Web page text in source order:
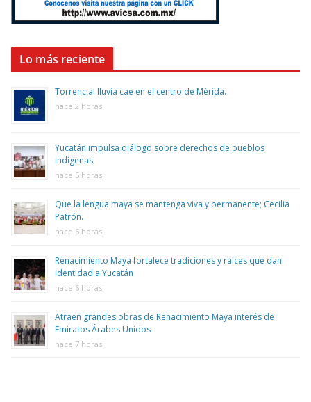
Lo más reciente
Torrencial lluvia cae en el centro de Mérida.
hace 2 horas
Yucatán impulsa diálogo sobre derechos de pueblos
indígenas
hace 5 horas
Que la lengua maya se mantenga viva y permanente; Cecilia
Patrón.
hace 6 horas
Renacimiento Maya fortalece tradiciones y raíces que dan
identidad a Yucatán
hace 6 horas
Atraen grandes obras de Renacimiento Maya interés de
Emiratos Árabes Unidos
hace 7 horas